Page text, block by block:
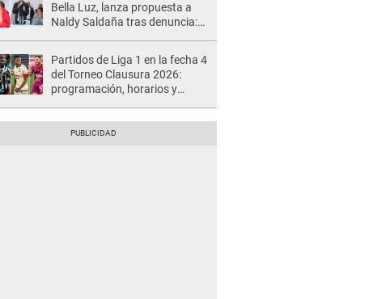
Bella Luz, lanza propuesta a
Naldy Saldaña tras denuncia:
Partidos de Liga 1 en la fecha 4
del Torneo Clausura 2026:
programación, horarios y